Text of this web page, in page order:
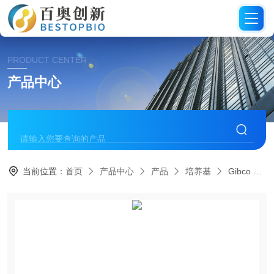
PRODUCT CENTER
产品中心
当前位置：首页 产品中心 产品 培养基 Gibco DMEM培养基(高糖)